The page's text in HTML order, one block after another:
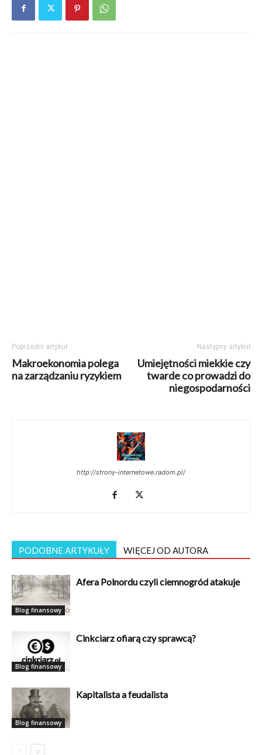
Poprzedni artykuł
Makroekonomia polega
na zarządzaniu ryzykiem
Następny artykuł
Umiejętności miekkie czy
twarde co prowadzi do
niegospodarności
http://strony-internetowe.radom.pl/
PODOBNE ARTYKUŁY WIĘCEJ OD AUTORA
Blog finansowy
Afera Polnordu czyli ciemnogród atakuje
Blog finansowy
Cinkciarz ofiarą czy sprawcą?
Blog finansowy
Kapitalista a feudalista